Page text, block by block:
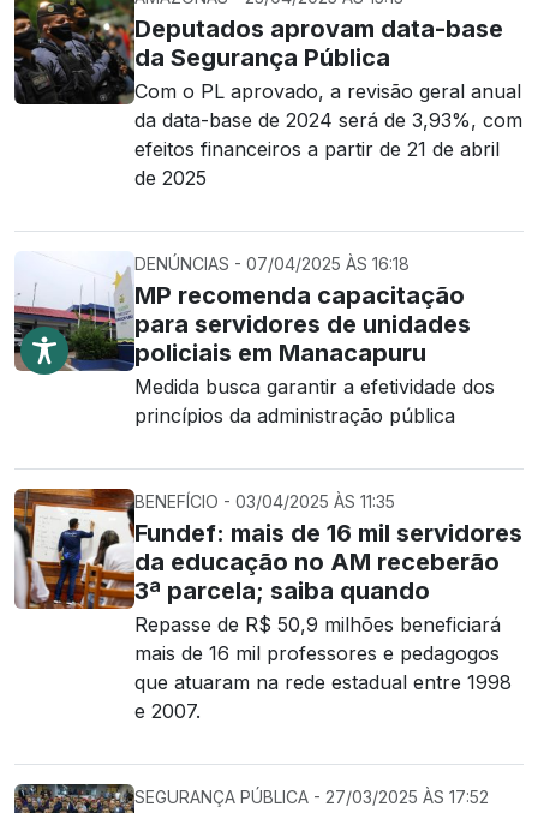
Deputados aprovam data-base
da Segurança Pública
Com o PL aprovado, a revisão geral anual
da data-base de 2024 será de 3,93%, com
efeitos financeiros a partir de 21 de abril
de 2025
DENÚNCIAS - 07/04/2025 ÀS 16:18
MP recomenda capacitação
para servidores de unidades
policiais em Manacapuru
Medida busca garantir a efetividade dos
princípios da administração pública
BENEFÍCIO - 03/04/2025 ÀS 11:35
Fundef: mais de 16 mil servidores
da educação no AM receberão
3ª parcela; saiba quando
Repasse de R$ 50,9 milhões beneficiará
mais de 16 mil professores e pedagogos
que atuaram na rede estadual entre 1998
e 2007.
SEGURANÇA PÚBLICA - 27/03/2025 ÀS 17:52